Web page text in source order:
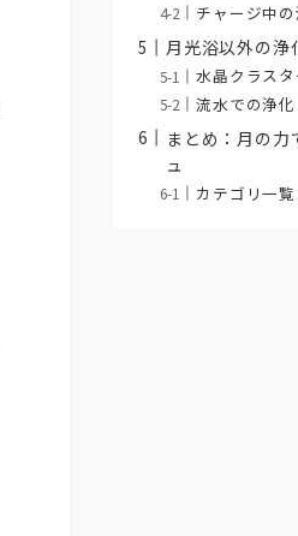
チャージ中
月光浴以外の浄
水晶クラス
流水での浄化
まとめ：月の力
ュ
カテゴリ一覧